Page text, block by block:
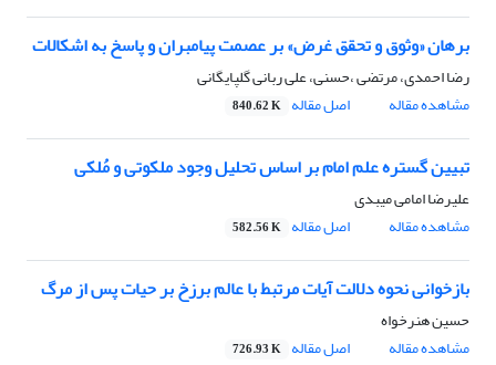
برهان «وثوق و تحقق غرض» بر عصمت پیامبران و پاسخ به اشکالات
رضا احمدی، مرتضی ،حسنی، علی ربانی گلپایگانی
مشاهده مقاله
اصل مقاله 840.62 K
تبیین گستره علم امام بر اساس تحلیل وجود ملکوتی و مُلکی
علیرضا امامی میبدی
مشاهده مقاله
اصل مقاله 582.56 K
بازخوانی نحوه دلالت آیات مرتبط با عالم برزخ بر حیات پس از مرگ
حسین هنرخواه
مشاهده مقاله
اصل مقاله 726.93 K